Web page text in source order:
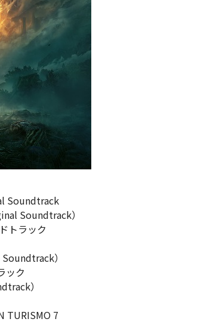
Soundtrack
Soundtrack）
トラック
）
ック
）
TURISMO 7